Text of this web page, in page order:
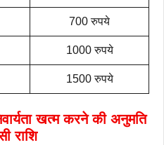
700 रुपये
1000 रुपये
1500 रुपये
खत्म करने की अनुमति
राशि